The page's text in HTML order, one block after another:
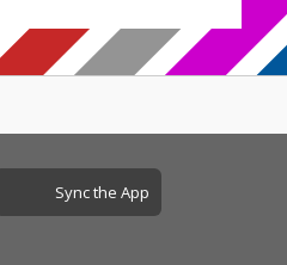
Sync the App